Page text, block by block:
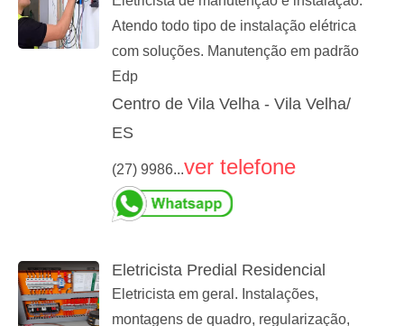
Atendo todo tipo de instalação elétrica
com soluções. Manutenção em padrão
Edp
Centro de Vila Velha - Vila Velha/
ES
(27) 9986...ver telefone
Eletricista Predial Residencial
Eletricista em geral. Instalações,
montagens de quadro, regularização,